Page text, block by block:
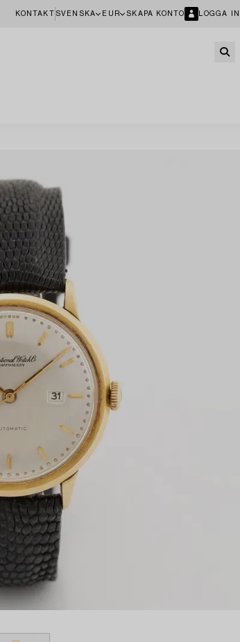
KONTAKT SVENSKA EUR SKAPA KONTO LOGGA IN